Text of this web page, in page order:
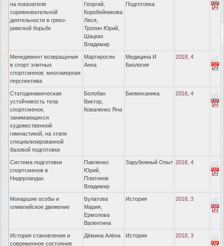
на показатели
соревновательной
деятельности в греко-
римской борьбе
Георгий,
Коробейникова
Леся,
Тропин Юрий,
Шацких
Владимир
Подготовка
Менеджмент возвращения
в спорт элитных
спортсменов: многомерная
перспектива
Мартиросян
Анна
Медицина И
Биология
2018, 4
Статодинамическая
устойчивость тела
спортсменок,
занимающихся
художественной
гимнастикой, на этапе
специализированной
базовой подготовки
Болобан
Виктор,
Коваленко Яна
Биомеханика 2018, 4
Система подготовки
спортсменов в
Нидерландах
Павленко
Юрий,
Платонов
Владимир
Зарубежный Опыт 2018, 4
Монаршие особы и
олимпийское движение
Булатова
Мария,
Ермолова
Валентина
История 2018, 3
История становления и
современное состояние
Дёмина Алёна История 2018, 3